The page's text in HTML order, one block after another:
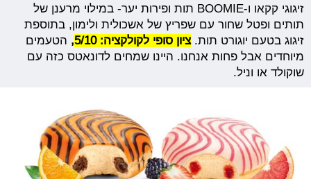
זיגוגי קקאו ו-BOOMIE תות ופירות יער- במילוי מרענן של
תותים ופטל שחור עם שפריץ של אשכולית ולימון, בתוספת
זיגוג בטעם יוגורט תות.ציון סופי לקולקציה: 5/10 , הטעמים
מיוחדים אבל פחות אנחנו. היינו שמחים לדונאטס כזה עם
שוקולד או וניל.